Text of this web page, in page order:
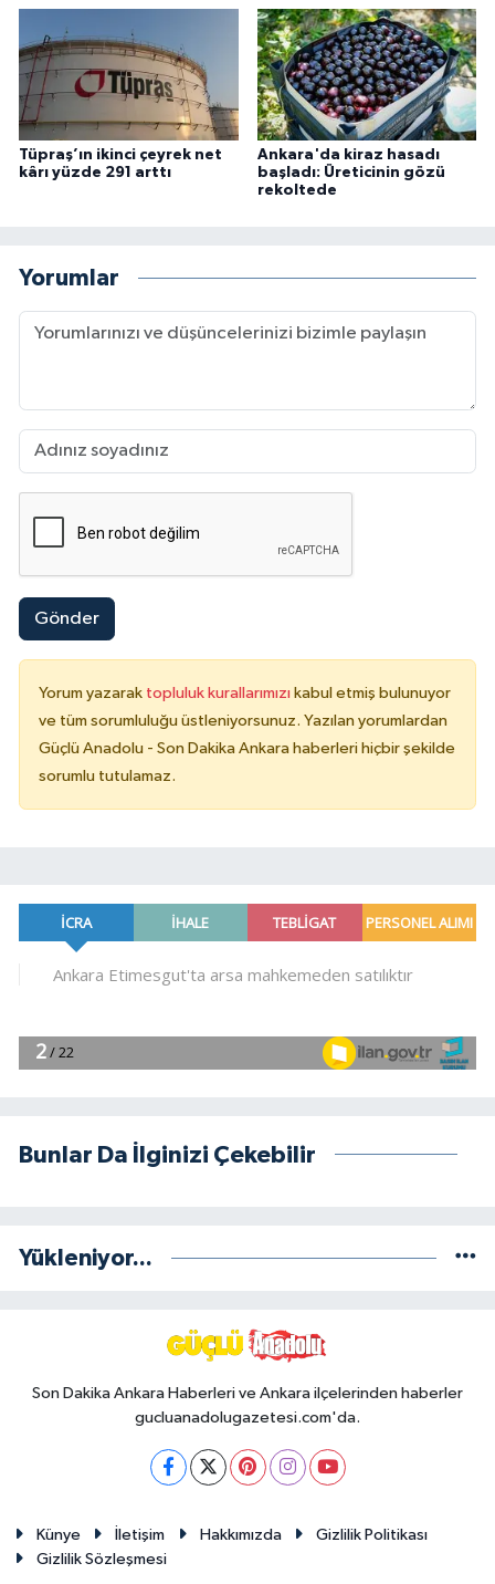
Tüpraş’ın ikinci çeyrek net
kârı yüzde 291 arttı
Ankara'da kiraz hasadı
başladı: Üreticinin gözü
rekoltede
Yorumlar
Gönder
Yorum yazarak topluluk kurallarımızı kabul etmiş bulunuyor
ve tüm sorumluluğu üstleniyorsunuz. Yazılan yorumlardan
Güçlü Anadolu - Son Dakika Ankara haberleri hiçbir şekilde
sorumlu tutulamaz.
Bunlar Da İlginizi Çekebilir
Yükleniyor...
Son Dakika Ankara Haberleri ve Ankara ilçelerinden haberler
gucluanadolugazetesi.com'da.
Künye İletişim Hakkımızda
Gizlilik Politikası
Gizlilik Sözleşmesi